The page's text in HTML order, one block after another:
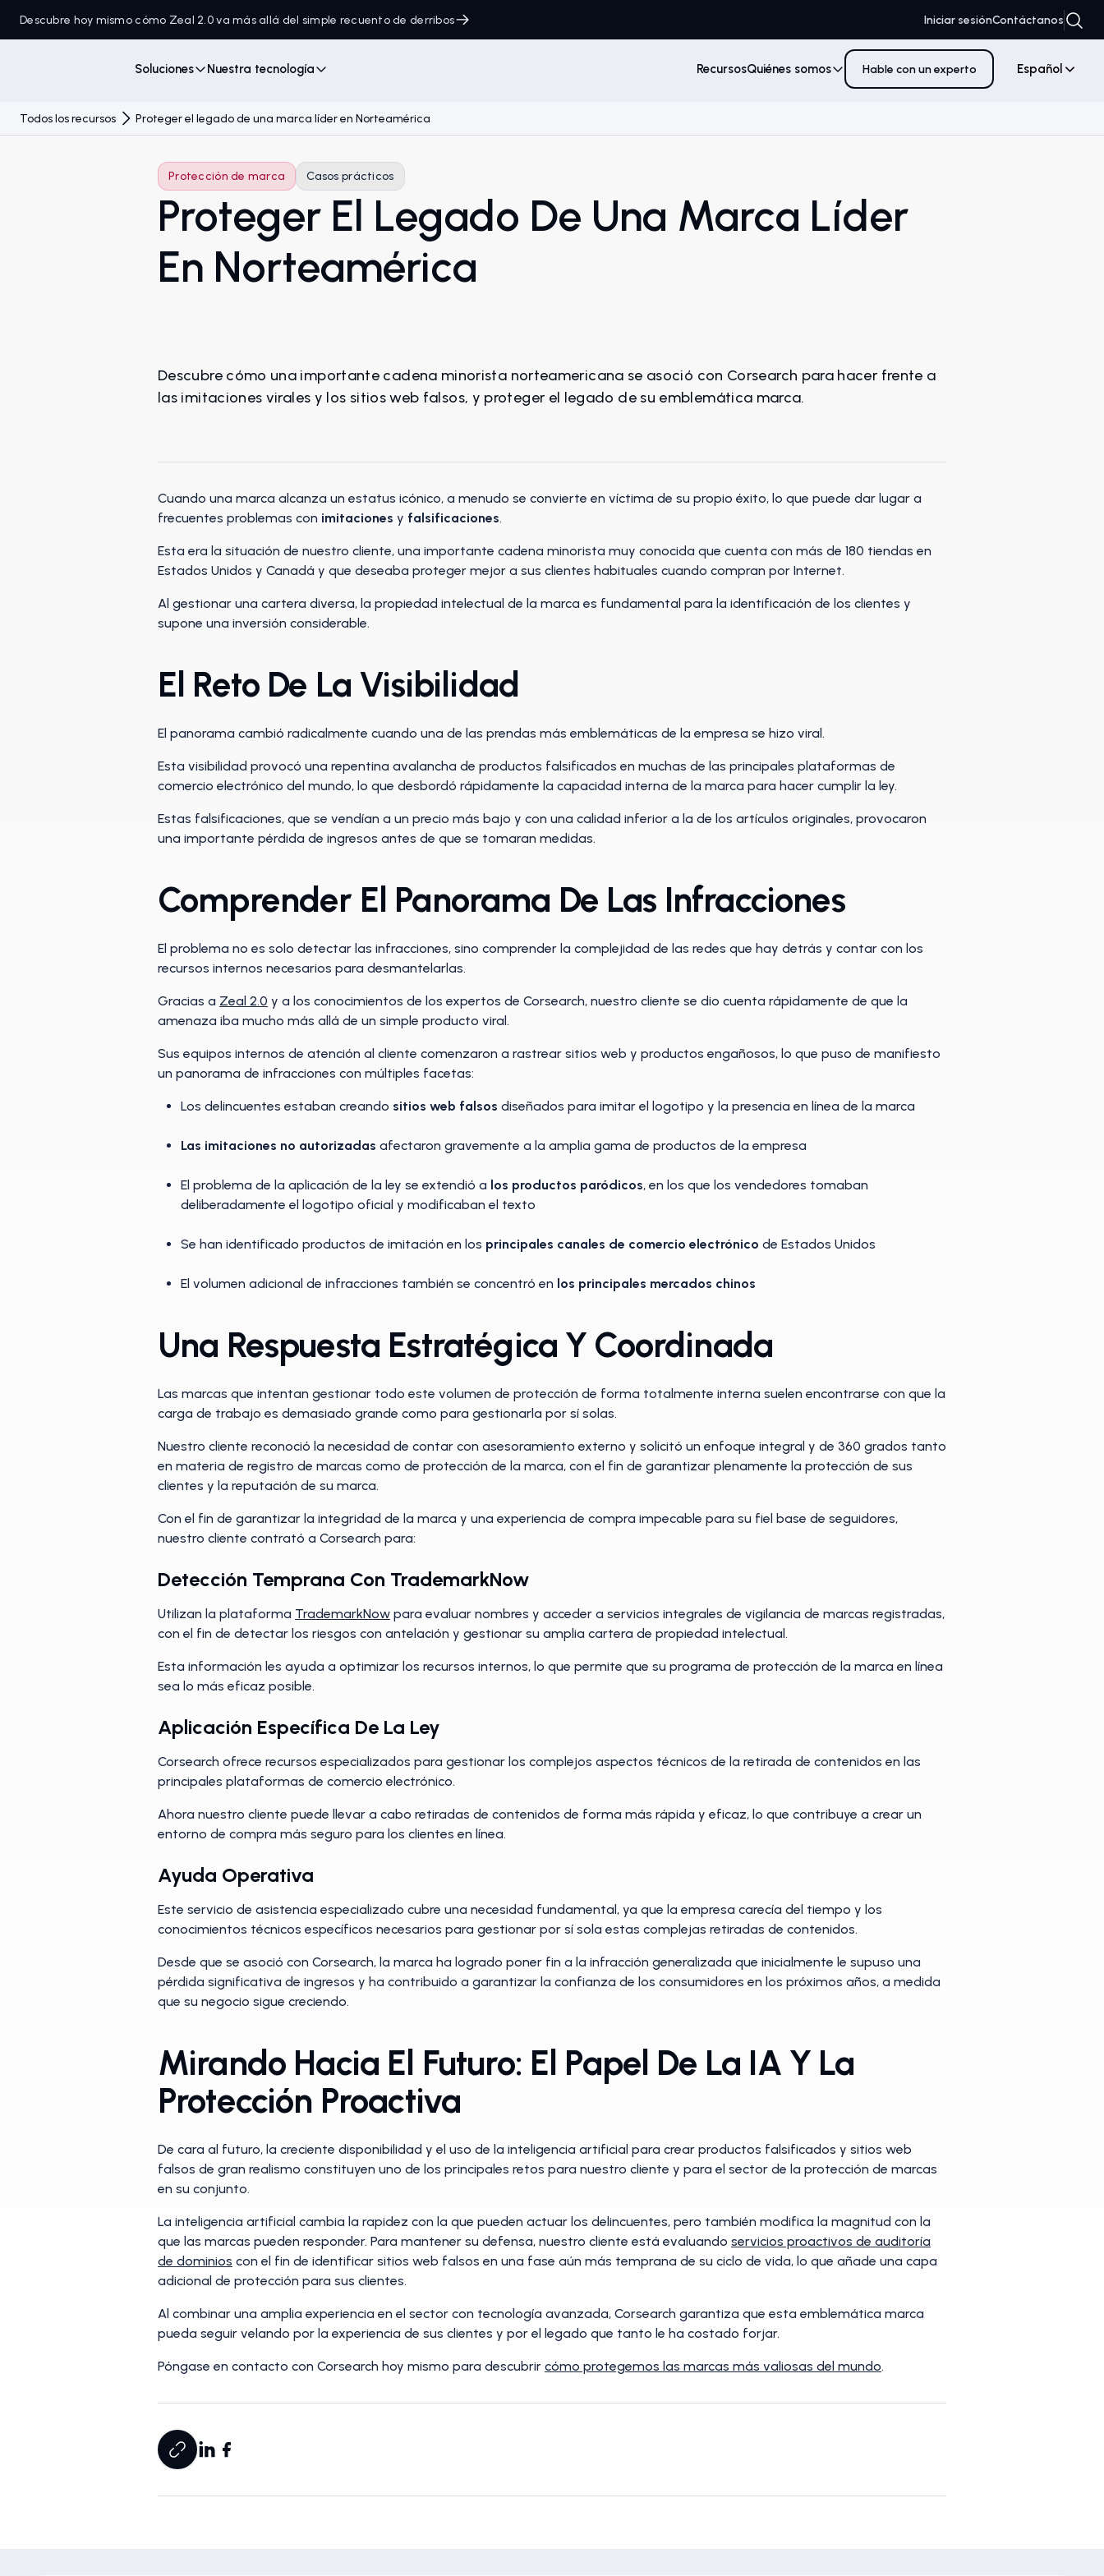
Descubre hoy mismo cómo Zeal 2.0 va más allá del simple recuento de derribos Iniciar sesiónContáctanos
Soluciones Nuestra tecnología RecursosQuiénes somos Hable con un experto Español
Todos los recursos Proteger el legado de una marca líder en Norteamérica
Protección de marca Casos prácticos
Proteger El Legado De Una Marca Líder
En Norteamérica
Descubre cómo una importante cadena minorista norteamericana se asoció con Corsearch para hacer frente a
las imitaciones virales y los sitios web falsos, y proteger el legado de su emblemática marca.
Cuando una marca alcanza un estatus icónico, a menudo se convierte en víctima de su propio éxito, lo que puede dar lugar a
frecuentes problemas con imitaciones y falsificaciones.
Esta era la situación de nuestro cliente, una importante cadena minorista muy conocida que cuenta con más de 180 tiendas en
Estados Unidos y Canadá y que deseaba proteger mejor a sus clientes habituales cuando compran por Internet.
Al gestionar una cartera diversa, la propiedad intelectual de la marca es fundamental para la identificación de los clientes y
supone una inversión considerable.
El Reto De La Visibilidad
El panorama cambió radicalmente cuando una de las prendas más emblemáticas de la empresa se hizo viral.
Esta visibilidad provocó una repentina avalancha de productos falsificados en muchas de las principales plataformas de
comercio electrónico del mundo, lo que desbordó rápidamente la capacidad interna de la marca para hacer cumplir la ley.
Estas falsificaciones, que se vendían a un precio más bajo y con una calidad inferior a la de los artículos originales, provocaron
una importante pérdida de ingresos antes de que se tomaran medidas.
Comprender El Panorama De Las Infracciones
El problema no es solo detectar las infracciones, sino comprender la complejidad de las redes que hay detrás y contar con los
recursos internos necesarios para desmantelarlas.
Gracias a Zeal 2.0 y a los conocimientos de los expertos de Corsearch, nuestro cliente se dio cuenta rápidamente de que la
amenaza iba mucho más allá de un simple producto viral.
Sus equipos internos de atención al cliente comenzaron a rastrear sitios web y productos engañosos, lo que puso de manifiesto
un panorama de infracciones con múltiples facetas:
Los delincuentes estaban creando sitios web falsos diseñados para imitar el logotipo y la presencia en línea de la marca
Las imitaciones no autorizadas afectaron gravemente a la amplia gama de productos de la empresa
El problema de la aplicación de la ley se extendió a los productos paródicos, en los que los vendedores tomaban
deliberadamente el logotipo oficial y modificaban el texto
Se han identificado productos de imitación en los principales canales de comercio electrónico de Estados Unidos
El volumen adicional de infracciones también se concentró en los principales mercados chinos
Una Respuesta Estratégica Y Coordinada
Las marcas que intentan gestionar todo este volumen de protección de forma totalmente interna suelen encontrarse con que la
carga de trabajo es demasiado grande como para gestionarla por sí solas.
Nuestro cliente reconoció la necesidad de contar con asesoramiento externo y solicitó un enfoque integral y de 360 grados tanto
en materia de registro de marcas como de protección de la marca, con el fin de garantizar plenamente la protección de sus
clientes y la reputación de su marca.
Con el fin de garantizar la integridad de la marca y una experiencia de compra impecable para su fiel base de seguidores,
nuestro cliente contrató a Corsearch para:
Detección Temprana Con TrademarkNow
Utilizan la plataforma TrademarkNow para evaluar nombres y acceder a servicios integrales de vigilancia de marcas registradas,
con el fin de detectar los riesgos con antelación y gestionar su amplia cartera de propiedad intelectual.
Esta información les ayuda a optimizar los recursos internos, lo que permite que su programa de protección de la marca en línea
sea lo más eficaz posible.
Aplicación Específica De La Ley
Corsearch ofrece recursos especializados para gestionar los complejos aspectos técnicos de la retirada de contenidos en las
principales plataformas de comercio electrónico.
Ahora nuestro cliente puede llevar a cabo retiradas de contenidos de forma más rápida y eficaz, lo que contribuye a crear un
entorno de compra más seguro para los clientes en línea.
Ayuda Operativa
Este servicio de asistencia especializado cubre una necesidad fundamental, ya que la empresa carecía del tiempo y los
conocimientos técnicos específicos necesarios para gestionar por sí sola estas complejas retiradas de contenidos.
Desde que se asoció con Corsearch, la marca ha logrado poner fin a la infracción generalizada que inicialmente le supuso una
pérdida significativa de ingresos y ha contribuido a garantizar la confianza de los consumidores en los próximos años, a medida
que su negocio sigue creciendo.
Mirando Hacia El Futuro: El Papel De La IA Y La
Protección Proactiva
De cara al futuro, la creciente disponibilidad y el uso de la inteligencia artificial para crear productos falsificados y sitios web
falsos de gran realismo constituyen uno de los principales retos para nuestro cliente y para el sector de la protección de marcas
en su conjunto.
La inteligencia artificial cambia la rapidez con la que pueden actuar los delincuentes, pero también modifica la magnitud con la
que las marcas pueden responder. Para mantener su defensa, nuestro cliente está evaluando servicios proactivos de auditoría
de dominios con el fin de identificar sitios web falsos en una fase aún más temprana de su ciclo de vida, lo que añade una capa
adicional de protección para sus clientes.
Al combinar una amplia experiencia en el sector con tecnología avanzada, Corsearch garantiza que esta emblemática marca
pueda seguir velando por la experiencia de sus clientes y por el legado que tanto le ha costado forjar.
Póngase en contacto con Corsearch hoy mismo para descubrir cómo protegemos las marcas más valiosas del mundo.